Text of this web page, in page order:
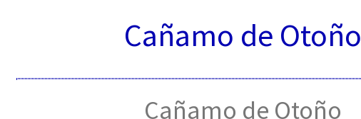
Cañamo de Otoño
Cañamo de Otoño